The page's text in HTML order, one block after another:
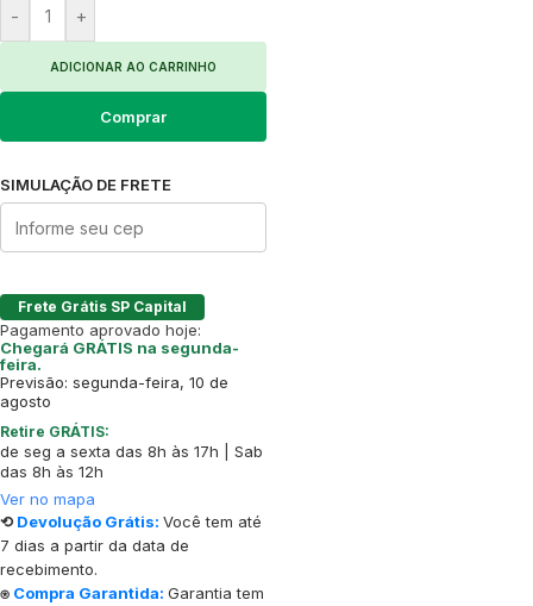
- +
ADICIONAR AO CARRINHO
Comprar
SIMULAÇÃO DE FRETE
Frete Grátis SP Capital
Pagamento aprovado hoje:
Chegará GRÁTIS na segunda-
feira.
Previsão: segunda-feira, 10 de
agosto
Retire GRÁTIS:
de seg a sexta das 8h às 17h | Sab
das 8h às 12h
Ver no mapa
⟲ Devolução Grátis: Você tem até
7 dias a partir da data de
recebimento.
⍟ Compra Garantida: Garantia tem